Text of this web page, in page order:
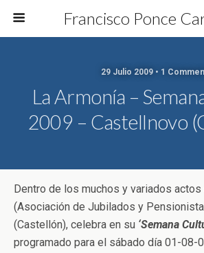
Francisco Ponce
29 Julio 2009 • 1
La Armonía –
2009 – Castellnovo
Dentro de los muchos y variados actos
(Asociación de Jubilados y
(Castellón), celebra en su ‘Semana
programado para el sábado día 01-08-